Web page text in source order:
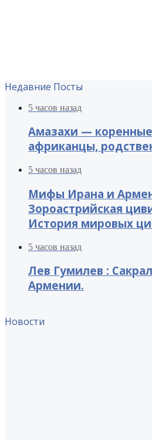
Недавние Посты
5 часов назад
Амазахи —
африканцы,
5 часов назад
Мифы Ирана и
Зороастрийская
История мировых
5 часов назад
Лев Гумилев :
Армении.
Новости